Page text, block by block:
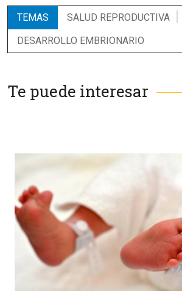
TEMAS
SALUD REPRODUCTIVA
DESARROLLO EMBRIONARIO
Te puede interesar